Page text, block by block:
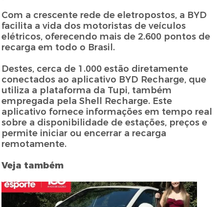
Com a crescente rede de eletropostos, a BYD
facilita a vida dos motoristas de veículos
elétricos, oferecendo mais de 2.600 pontos de
recarga em todo o Brasil.
Destes, cerca de 1.000 estão diretamente
conectados ao aplicativo BYD Recharge, que
utiliza a plataforma da Tupi, também
empregada pela Shell Recharge. Este
aplicativo fornece informações em tempo real
sobre a disponibilidade de estações, preços e
permite iniciar ou encerrar a recarga
remotamente.
Veja também